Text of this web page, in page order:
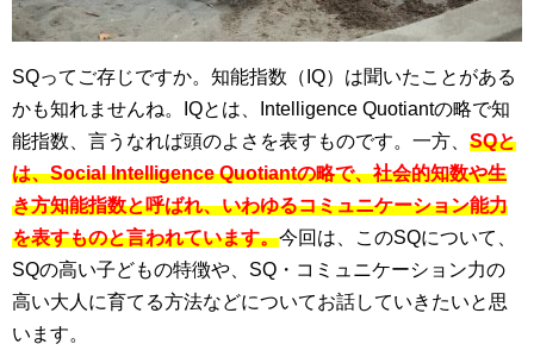
SQってご存じですか。知能指数（IQ）は聞いたことがある
かも知れませんね。IQとは、Intelligence Quotiantの略で知
能指数、言うなれば頭のよさを表すものです。一方、 SQと
は、Social Intelligence Quotiantの略で、社会的知数や生
き方知能指数と呼ばれ、いわゆるコミュニケーション能力
を表すものと言われています。今回は、このSQについて、
SQの高い子どもの特徴や、SQ・コミュニケーション力の
高い大人に育てる方法などについてお話していきたいと思
います。